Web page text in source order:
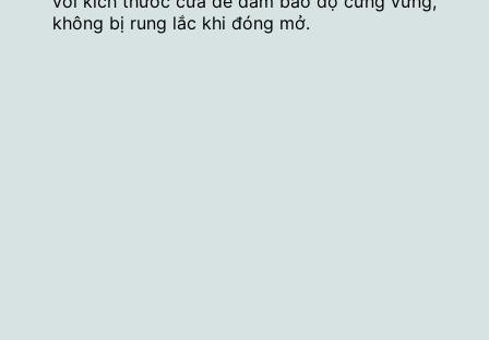
không bị rung lắc khi đóng mở.